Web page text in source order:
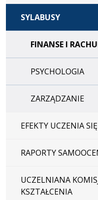
SYLABUSY
FINANSE I
PSYCHOLOGIA
ZARZĄDZANIE
EFEKTY UCZENIA SIĘ
RAPORTY
UCZELNIANA
KSZTAŁCENIA